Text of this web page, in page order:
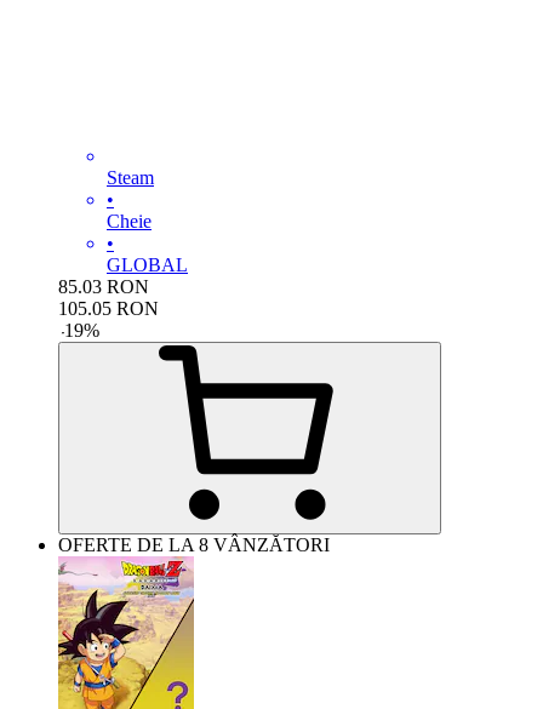
Steam
•
Cheie
•
GLOBAL
85.03 RON
105.05 RON
-19%
OFERTE DE LA 8 VÂNZĂTORI